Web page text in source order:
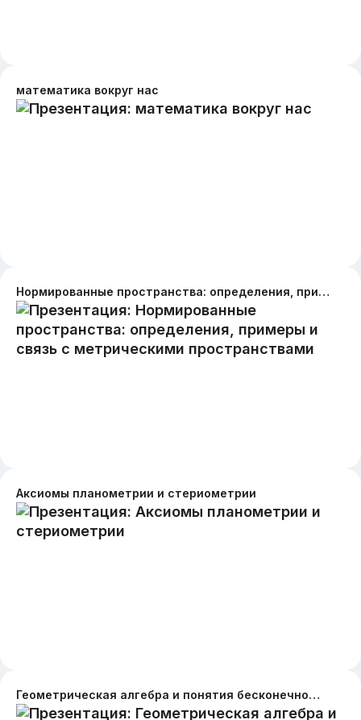
математика вокруг нас
Нормированные пространства: определения, примеры и связь с метрическими пространствами
Аксиомы планометрии и стериометрии
Геометрическая алгебра и понятия бесконечности